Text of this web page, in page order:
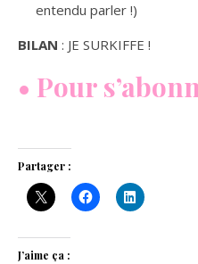
entendu parler !)
BILAN : JE SURKIFFE !
• Pour
Partager :
J’aime ça :